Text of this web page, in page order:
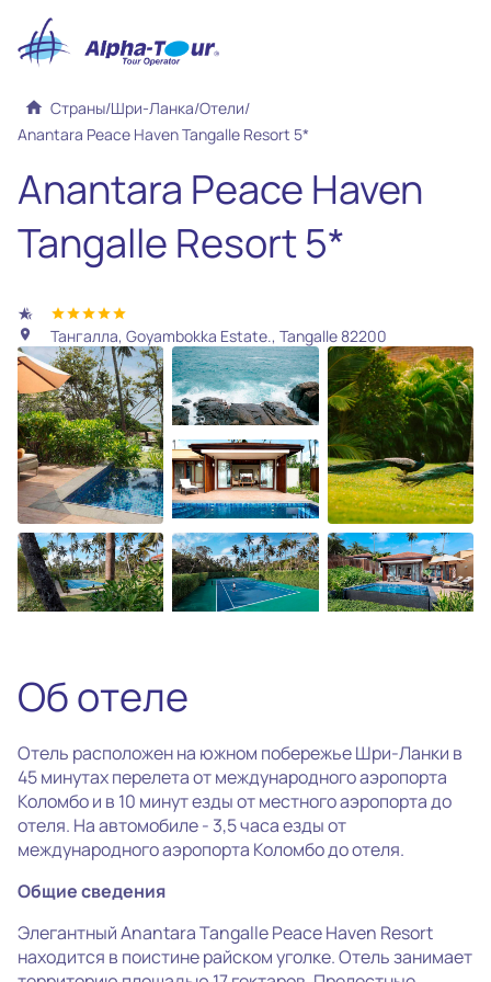
home Страны/Шри-Ланка/Отели/
Anantara Peace Haven Tangalle Resort 5*
Anantara Peace Haven
Tangalle Resort 5*
hotel_class starstarstarstarstar
location_on
Тангалла, Goyambokka Estate., Tangalle 82200
photo_camera
Все фотографии
(28)
Об отеле
Отель расположен на южном побережье Шри-Ланки в
45 минутах перелета от международного аэропорта
Коломбо и в 10 минут езды от местного аэропорта до
отеля. На автомобиле - 3,5 часа езды от
международного аэропорта Коломбо до отеля.
Общие сведения
Элегантный Anantara Tangalle Peace Haven Resort
находится в поистине райском уголке. Отель занимает